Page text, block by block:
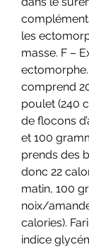
les
masse. F –
comprend
poulet (240
de flocons
et 100
prends des
donc 22
matin, 100
noix/
calories).
indice